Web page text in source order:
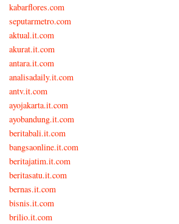
kabarflores.com
seputarmetro.com
aktual.it.com
akurat.it.com
antara.it.com
analisadaily.it.com
antv.it.com
ayojakarta.it.com
ayobandung.it.com
beritabali.it.com
bangsaonline.it.com
beritajatim.it.com
beritasatu.it.com
bernas.it.com
bisnis.it.com
brilio.it.com